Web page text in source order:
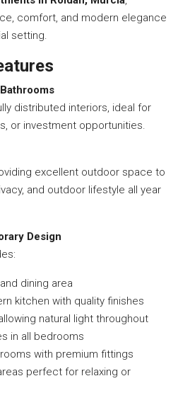
comfort, and modern elegance
setting.
distributed interiors, ideal for
or investment opportunities.
excellent outdoor space to
and outdoor lifestyle all year
Design
dining area
kitchen with quality finishes
natural light throughout
in all bedrooms
with premium fittings
perfect for relaxing or